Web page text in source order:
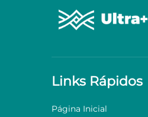
Links Rápidos
Página Inicial